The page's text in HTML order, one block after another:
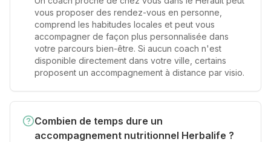
vous proposer des rendez-vous en personne,
comprend les habitudes locales et peut vous
accompagner de façon plus personnalisée dans
votre parcours bien-être. Si aucun coach n'est
disponible directement dans votre ville, certains
proposent un accompagnement à distance par visio.
Combien de temps dure un
accompagnement nutritionnel Herbalife ?